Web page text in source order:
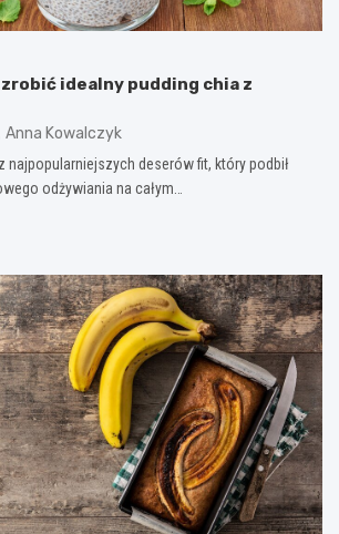
zrobić idealny pudding chia z
Anna Kowalczyk
najpopularniejszych deserów fit, który podbił
odżywiania na całym…